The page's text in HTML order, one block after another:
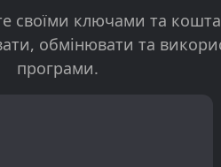
своїми ключами та
обмінювати та
програми.